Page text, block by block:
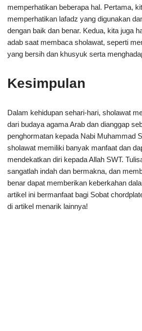
memperhatikan beberapa hal. Pertama,
memperhatikan lafadz yang digunakan
dengan baik dan benar. Kedua, kita juga
adab saat membaca sholawat, seperti
yang bersih dan khusyuk serta
Kesimpulan
Dalam kehidupan sehari-hari, sholawat
dari budaya agama Arab dan dianggap
penghormatan kepada Nabi Muhammad
sholawat memiliki banyak manfaat dan
mendekatkan diri kepada Allah SWT.
sangatlah indah dan bermakna, dan
benar dapat memberikan keberkahan
artikel ini bermanfaat bagi Sobat
di artikel menarik lainnya!